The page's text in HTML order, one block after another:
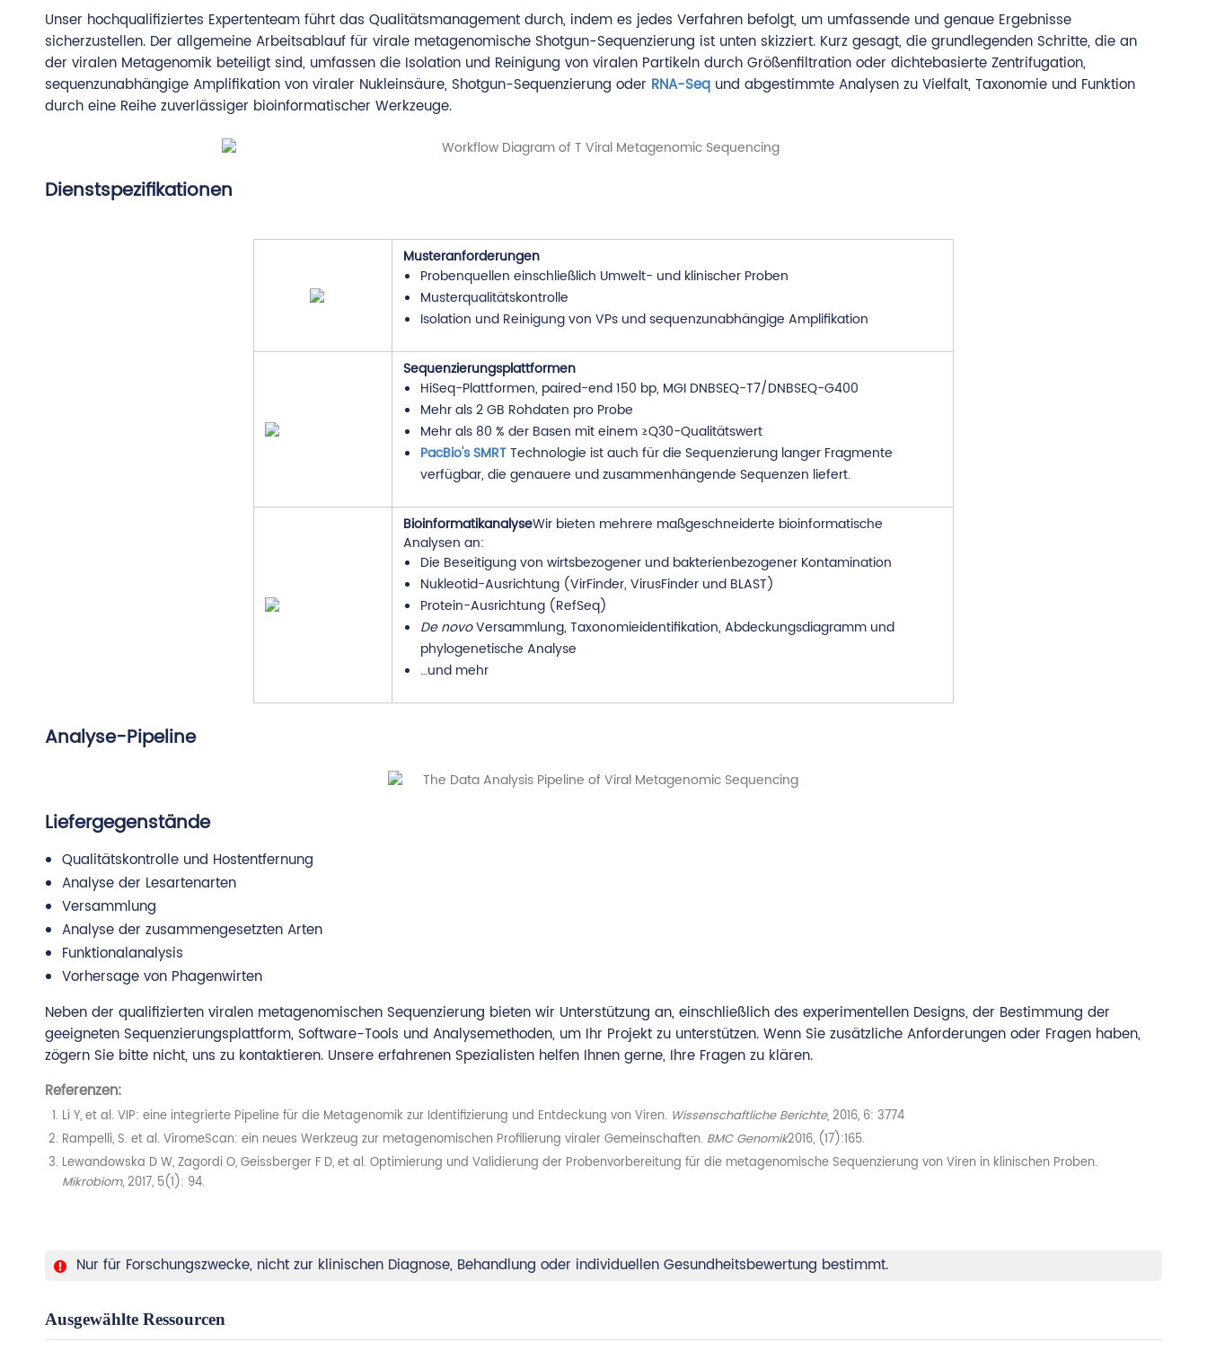
Unser hochqualifiziertes Expertenteam führt das Qualitätsmanagement durch, indem es jedes Verfahren befolgt, um umfassende und genaue Ergebnisse
sicherzustellen. Der allgemeine Arbeitsablauf für virale metagenomische Shotgun-Sequenzierung ist unten skizziert. Kurz gesagt, die grundlegenden Schritte, die an
der viralen Metagenomik beteiligt sind, umfassen die Isolation und Reinigung von viralen Partikeln durch Größenfiltration oder dichtebasierte Zentrifugation,
sequenzunabhängige Amplifikation von viraler Nukleinsäure, Shotgun-Sequenzierung oder RNA-Seq und abgestimmte Analysen zu Vielfalt, Taxonomie und Funktion
durch eine Reihe zuverlässiger bioinformatischer Werkzeuge.
Dienstspezifikationen
Musteranforderungen
Probenquellen einschließlich Umwelt- und klinischer Proben
Musterqualitätskontrolle
Isolation und Reinigung von VPs und sequenzunabhängige Amplifikation
Sequenzierungsplattformen
HiSeq-Plattformen, paired-end 150 bp, MGI DNBSEQ-T7/DNBSEQ-G400
Mehr als 2 GB Rohdaten pro Probe
Mehr als 80 % der Basen mit einem ≥Q30-Qualitätswert
PacBio's SMRTTechnologie ist auch für die Sequenzierung langer Fragmente
verfügbar, die genauere und zusammenhängende Sequenzen liefert.
BioinformatikanalyseWir bieten mehrere maßgeschneiderte bioinformatische
Analysen an:
Die Beseitigung von wirtsbezogener und bakterienbezogener Kontamination
Nukleotid-Ausrichtung (VirFinder, VirusFinder und BLAST)
Protein-Ausrichtung (RefSeq)
De novoVersammlung, Taxonomieidentifikation, Abdeckungsdiagramm und
phylogenetische Analyse
…und mehr
Analyse-Pipeline
Liefergegenstände
Qualitätskontrolle und Hostentfernung
Analyse der Lesartenarten
Versammlung
Analyse der zusammengesetzten Arten
Funktionalanalysis
Vorhersage von Phagenwirten
Neben der qualifizierten viralen metagenomischen Sequenzierung bieten wir Unterstützung an, einschließlich des experimentellen Designs, der Bestimmung der
geeigneten Sequenzierungsplattform, Software-Tools und Analysemethoden, um Ihr Projekt zu unterstützen. Wenn Sie zusätzliche Anforderungen oder Fragen haben,
zögern Sie bitte nicht, uns zu kontaktieren. Unsere erfahrenen Spezialisten helfen Ihnen gerne, Ihre Fragen zu klären.
Referenzen:
Li Y, et al. VIP: eine integrierte Pipeline für die Metagenomik zur Identifizierung und Entdeckung von Viren. Wissenschaftliche Berichte, 2016, 6: 3774
Rampelli, S. et al. ViromeScan: ein neues Werkzeug zur metagenomischen Profilierung viraler Gemeinschaften. BMC Genomik2016, (17):165.
Lewandowska D W, Zagordi O, Geissberger F D, et al. Optimierung und Validierung der Probenvorbereitung für die metagenomische Sequenzierung von Viren in klinischen Proben.
Mikrobiom, 2017, 5(1): 94.
Nur für Forschungszwecke, nicht zur klinischen Diagnose, Behandlung oder individuellen Gesundheitsbewertung bestimmt.
Ausgewählte Ressourcen